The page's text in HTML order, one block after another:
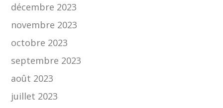
décembre 2023
novembre 2023
octobre 2023
septembre 2023
août 2023
juillet 2023